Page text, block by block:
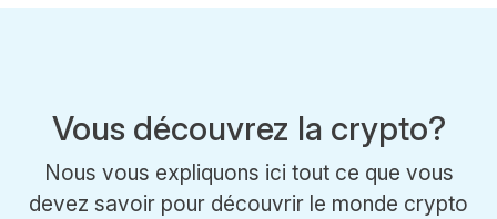
Vous découvrez la crypto?
Nous vous expliquons ici tout ce que vous
devez savoir pour découvrir le monde crypto